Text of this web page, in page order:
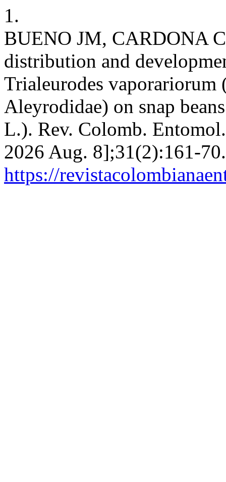
1.
BUENO JM, CARDONA
distribution and
Trialeurodes vaporariorum
Aleyrodidae) on snap
L.). Rev. Colomb.
2026 Aug. 8];31(2):161-
https://